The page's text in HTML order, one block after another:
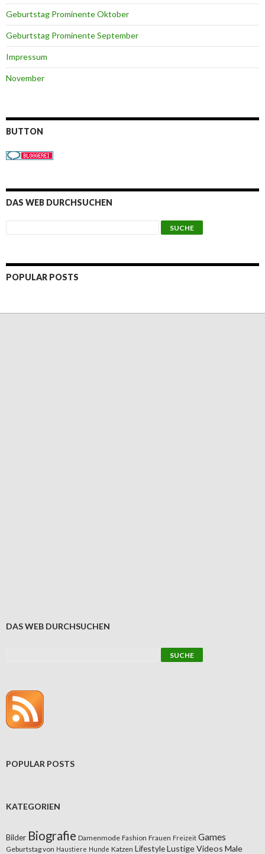
Geburtstag Prominente Oktober
Geburtstag Prominente September
Impressum
November
BUTTON
DAS WEB DURCHSUCHEN
POPULAR POSTS
DAS WEB DURCHSUCHEN
POPULAR POSTS
KATEGORIEN
Bilder Biografie Damenmode Fashion Frauen Freizeit Games
Geburtstag von Haustiere Hunde Katzen LifestyleLustige Videos Male